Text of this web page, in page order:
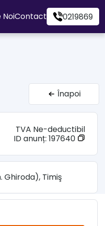
NoiContact 0219869
Înapoi
TVA Ne-deductibil
ID anunț: 197640
Ghiroda), Timiş